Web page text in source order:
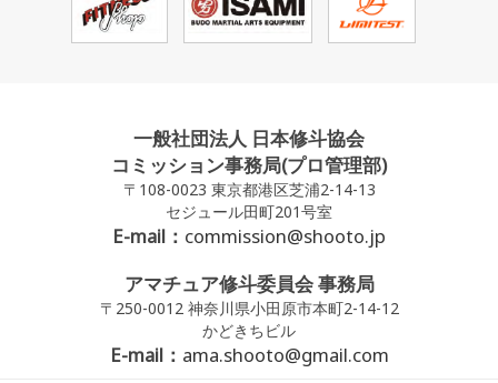
一般社団法人 日本修斗協会
コミッション事務局(プロ管理部)
〒108-0023 東京都港区芝浦2-14-13
セジュール田町201号室
E-mail： commission@shooto.jp
アマチュア修斗委員会 事務局
〒250-0012 神奈川県小田原市本町2-14-12
かどきちビル
E-mail： ama.shooto@gmail.com